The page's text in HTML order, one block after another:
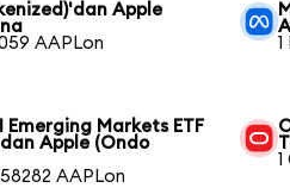
Apple
AAPLon
Emerging Markets ETF
Apple (Ondo
AAPLon